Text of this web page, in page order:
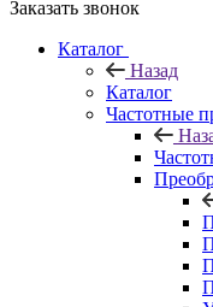
Заказать звонок
Каталог
Назад
Каталог
Частотные